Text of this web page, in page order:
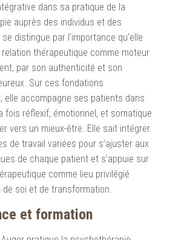
dans sa pratique de la
auprès des individus et des
se distingue par l'importance qu'elle
thérapeutique comme moteur
par son authenticité et son
Sur ces fondations
elle accompagne ses patients dans
fois réflexif, émotionnel, et somatique
vers un mieux-être. Elle sait intégrer
de travail variées pour s’ajuster aux
de chaque patient et s’appuie sur
comme lieu privilégié
de soi et de transformation.
et formation